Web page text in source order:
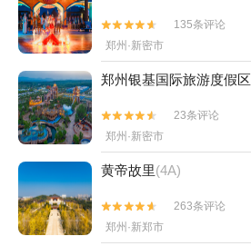


135条评论
郑州·新密市
郑州银基国际旅游度假区


23条评论
郑州·新密市
黄帝故里(4A)


263条评论
郑州·新郑市